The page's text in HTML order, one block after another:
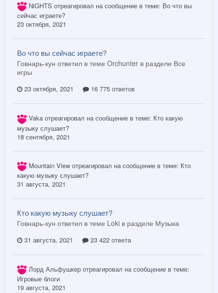
NiGHTS отреагировал на сообщение в теме: Во что вы
сейчас играете?
23 октября, 2021
Во что вы сейчас играете?
Говнарь-кун ответил в теме Orchunter в разделе Все
игры
23 октября, 2021 16 775 ответов
Vaka отреагировал на сообщение в теме: Кто какую
музыку слушает?
18 сентября, 2021
Mountain View отреагировал на сообщение в теме: Кто
какую музыку слушает?
31 августа, 2021
Кто какую музыку слушает?
Говнарь-кун ответил в теме Loki в разделе Музыка
31 августа, 2021 23 422 ответа
Лорд Альфушкер отреагировал на сообщение в теме:
Игровые блоги
19 августа, 2021